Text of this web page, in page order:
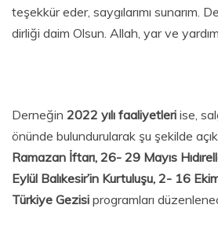
teşekkür eder, saygılarımı sunarım.
dirliği daim Olsun. Allah, yar ve
Derneğin 2022 yılı faaliyetleri ise,
önünde bulundurularak şu şekilde
Ramazan İftarı, 26- 29 Mayıs
Eylül Balıkesir’in Kurtuluşu, 2- 16
Türkiye Gezisi programları